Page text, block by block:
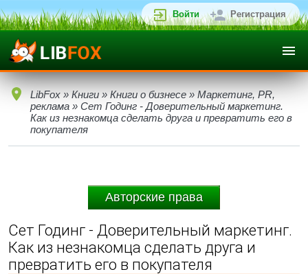
Войти Регистрация
LibFox » Книги » Книги о бизнесе » Маркетинг, PR,
реклама » Сет Годинг - Доверительный маркетинг.
Как из незнакомца сделать друга и превратить его в
покупателя
Авторские права
Сет Годинг - Доверительный маркетинг.
Как из незнакомца сделать друга и
превратить его в покупателя